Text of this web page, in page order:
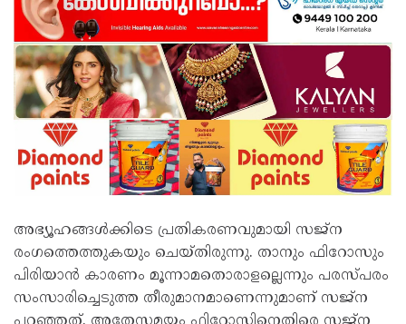
അഭ്യൂഹങ്ങള്‍ക്കിടെ പ്രതികരണവുമായി സജ്‌ന
രംഗത്തെത്തുകയും ചെയ്തിരുന്നു. താനും ഫിറോസും
പിരിയാന്‍ കാരണം മൂന്നാമതൊരാളല്ലെന്നും പരസ്പരം
സംസാരിച്ചെടുത്ത തീരുമാനമാണെന്നുമാണ് സജ്‌ന